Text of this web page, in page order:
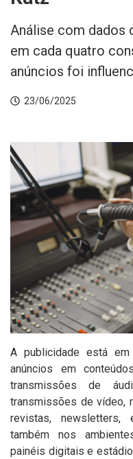
Análise com dados
em cada quatro
anúncios foi
23/06/2025
A publicidade está
anúncios em
transmissões de
transmissões de vídeo,
revistas, newsletters,
também nos
painéis digitais e